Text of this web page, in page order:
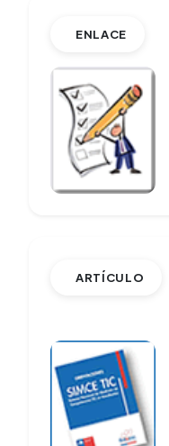
ENLACE
ARTÍCULO